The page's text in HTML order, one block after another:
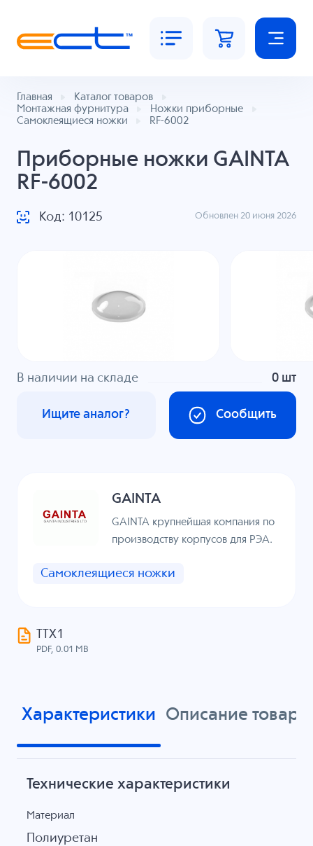
Главная
Каталог товаров
Монтажная фурнитура
Ножки приборные
Самоклеящиеся ножки
RF-6002
Приборные ножки GAINTA
RF-6002
Код: 10125 Обновлен 20 июня 2026
В наличии на складе 0 шт
Сообщить
Ищите аналог?
GAINTA
GAINTA крупнейшая компания по
производству корпусов для РЭА.
Самоклеящиеся ножки
ТТХ1
PDF, 0.01 MB
Характеристики Описание товара
Технические характеристики
Материал
Полиуретан